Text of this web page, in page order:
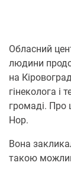
Обласний
людини
на
гінеколога і
громаді. Про
Нор.
Вона
такою